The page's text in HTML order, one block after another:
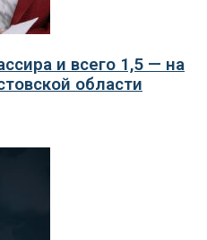
и всего 1,5 — на
области